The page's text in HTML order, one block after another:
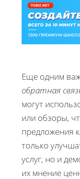
Еще одним
обратная
могут
или обзоры,
предложения
только
услуг, но и
их мнение